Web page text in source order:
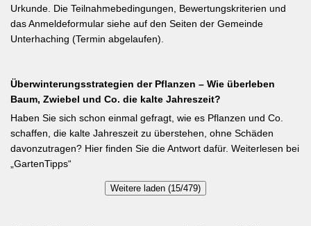
Urkunde. Die Teilnahmebedingungen, Bewertungskriterien und
das Anmeldeformular siehe auf den Seiten der Gemeinde
Unterhaching (Termin abgelaufen).
Überwinterungsstrategien der Pflanzen – Wie überleben
Baum, Zwiebel und Co. die kalte Jahreszeit?
Haben Sie sich schon einmal gefragt, wie es Pflanzen und Co.
schaffen, die kalte Jahreszeit zu überstehen, ohne Schäden
davonzutragen? Hier finden Sie die Antwort dafür. Weiterlesen bei
„GartenTipps“
Weitere laden (15/479)